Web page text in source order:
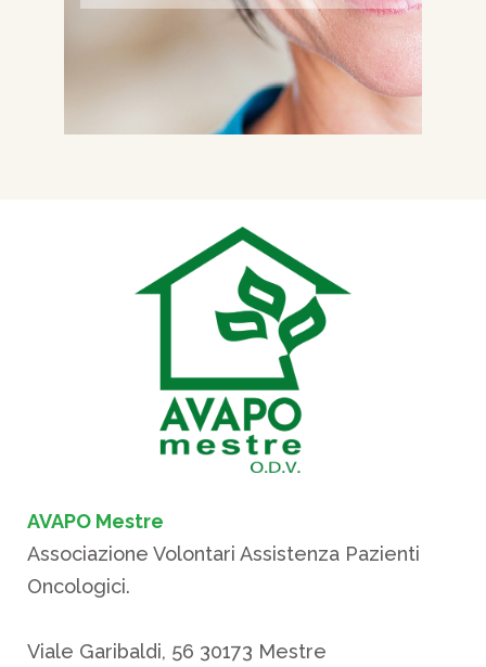
AVAPO Mestre
Associazione Volontari Assistenza Pazienti
Oncologici.
Viale Garibaldi, 56 30173 Mestre